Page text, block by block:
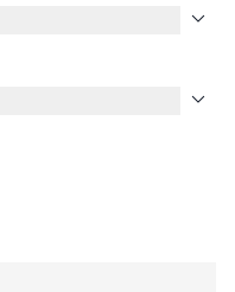
expand_more
expand_more